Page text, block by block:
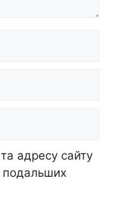
адресу сайту
подальших